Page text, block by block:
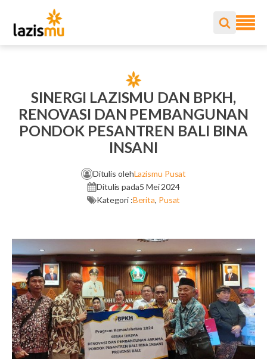
SINERGI LAZISMU DAN BPKH,
RENOVASI DAN PEMBANGUNAN
PONDOK PESANTREN BALI BINA
INSANI
Ditulis olehLazismu Pusat
Ditulis pada5 Mei 2024
Kategori :Berita, Pusat